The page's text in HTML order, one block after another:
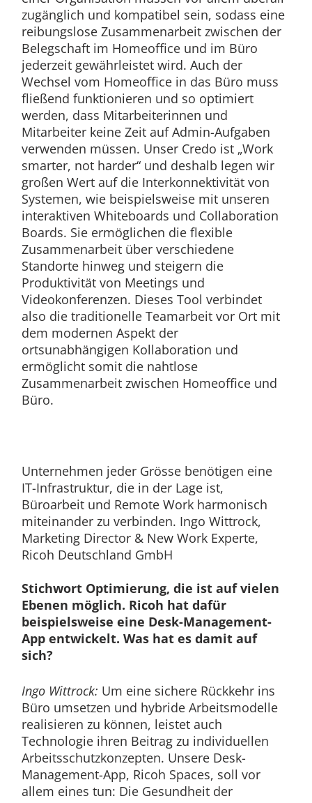
zugänglich und kompatibel sein, sodass eine
reibungslose Zusammenarbeit zwischen der
Belegschaft im Homeoffice und im Büro
jederzeit gewährleistet wird. Auch der
Wechsel vom Homeoffice in das Büro muss
fließend funktionieren und so optimiert
werden, dass Mitarbeiterinnen und
Mitarbeiter keine Zeit auf Admin-Aufgaben
verwenden müssen. Unser Credo ist „Work
smarter, not harder“ und deshalb legen wir
großen Wert auf die Interkonnektivität von
Systemen, wie beispielsweise mit unseren
interaktiven Whiteboards und Collaboration
Boards. Sie ermöglichen die flexible
Zusammenarbeit über verschiedene
Standorte hinweg und steigern die
Produktivität von Meetings und
Videokonferenzen. Dieses Tool verbindet
also die traditionelle Teamarbeit vor Ort mit
dem modernen Aspekt der
ortsunabhängigen Kollaboration und
ermöglicht somit die nahtlose
Zusammenarbeit zwischen Homeoffice und
Büro.
Unternehmen jeder Grösse benötigen eine
IT-Infrastruktur, die in der Lage ist,
Büroarbeit und Remote Work harmonisch
miteinander zu verbinden. Ingo Wittrock,
Marketing Director & New Work Experte,
Ricoh Deutschland GmbH
Stichwort Optimierung, die ist auf vielen
Ebenen möglich. Ricoh hat dafür
beispielsweise eine Desk-Management-
App entwickelt. Was hat es damit auf
sich?
Ingo Wittrock: Um eine sichere Rückkehr ins
Büro umsetzen und hybride Arbeitsmodelle
realisieren zu können, leistet auch
Technologie ihren Beitrag zu individuellen
Arbeitsschutzkonzepten. Unsere Desk-
Management-App, Ricoh Spaces, soll vor
allem eines tun: Die Gesundheit der